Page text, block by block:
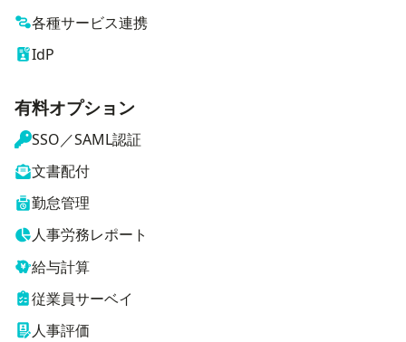
各種サービス連携
IdP
有料オプション
SSO／SAML認証
文書配付
勤怠管理
人事労務レポート
給与計算
従業員サーベイ
人事評価